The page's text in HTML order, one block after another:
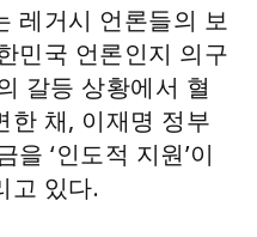
레거시 언론들의 보
민국 언론인지 의구
갈등 상황에서 혈
한 채, 이재명 정부
‘인도적 지원’이
고 있다.